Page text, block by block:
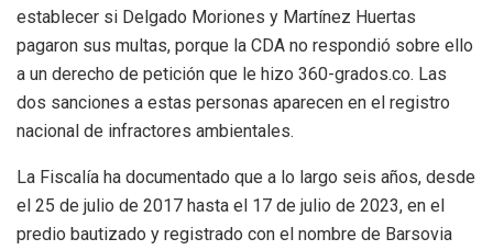
establecer si Delgado Moriones y Martínez Huertas
pagaron sus multas, porque la CDA no respondió sobre ello
a un derecho de petición que le hizo 360-grados.co. Las
dos sanciones a estas personas aparecen en el registro
nacional de infractores ambientales.
La Fiscalía ha documentado que a lo largo seis años, desde
el 25 de julio de 2017 hasta el 17 de julio de 2023, en el
predio bautizado y registrado con el nombre de Barsovia